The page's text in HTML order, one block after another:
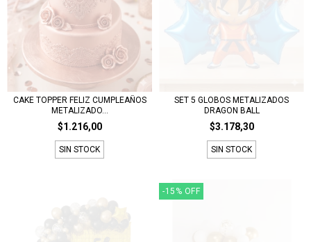
CAKE TOPPER FELIZ CUMPLEAÑOS
METALIZADO...
$1.216,00
SIN STOCK
SET 5 GLOBOS METALIZADOS
DRAGON BALL
$3.178,30
SIN STOCK
-15 % OFF